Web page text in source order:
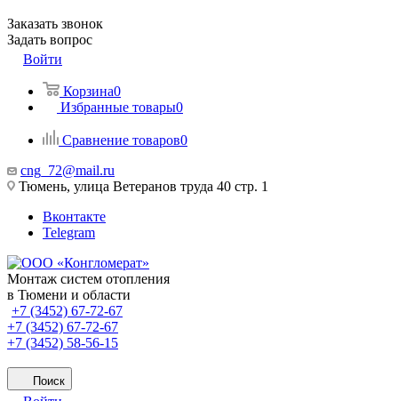
Заказать звонок
Задать вопрос
Войти
Корзина0
Избранные товары0
Сравнение товаров0
cng_72@mail.ru
Тюмень, улица Ветеранов труда 40 стр. 1
Вконтакте
Telegram
Монтаж систем отопления
в Тюмени и области
+7 (3452) 67-72-67
+7 (3452) 67-72-67
+7 (3452) 58-56-15
Поиск